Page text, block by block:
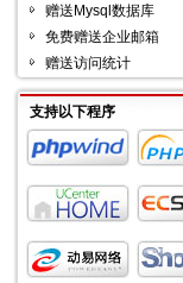
赠送Mysql数据库
免费赠送企业邮箱
赠送访问统计
支持以下程序